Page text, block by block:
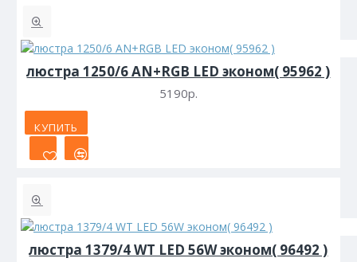
люстра 1250/6 AN+RGB LED эконом( 95962 )
5190р.
КУПИТЬ
люстра 1379/4 WT LED 56W эконом( 96492 )